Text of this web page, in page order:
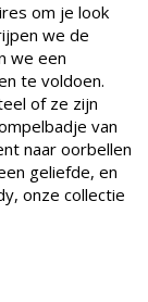
om je look
we de
we een
te voldoen.
of ze zijn
van
naar oorbellen
geliefde, en
onze collectie